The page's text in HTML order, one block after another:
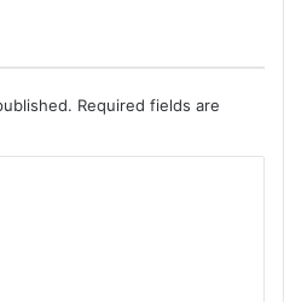
Required fields are